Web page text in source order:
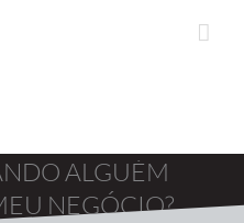
ALGUÉM
NEGÓCIO?